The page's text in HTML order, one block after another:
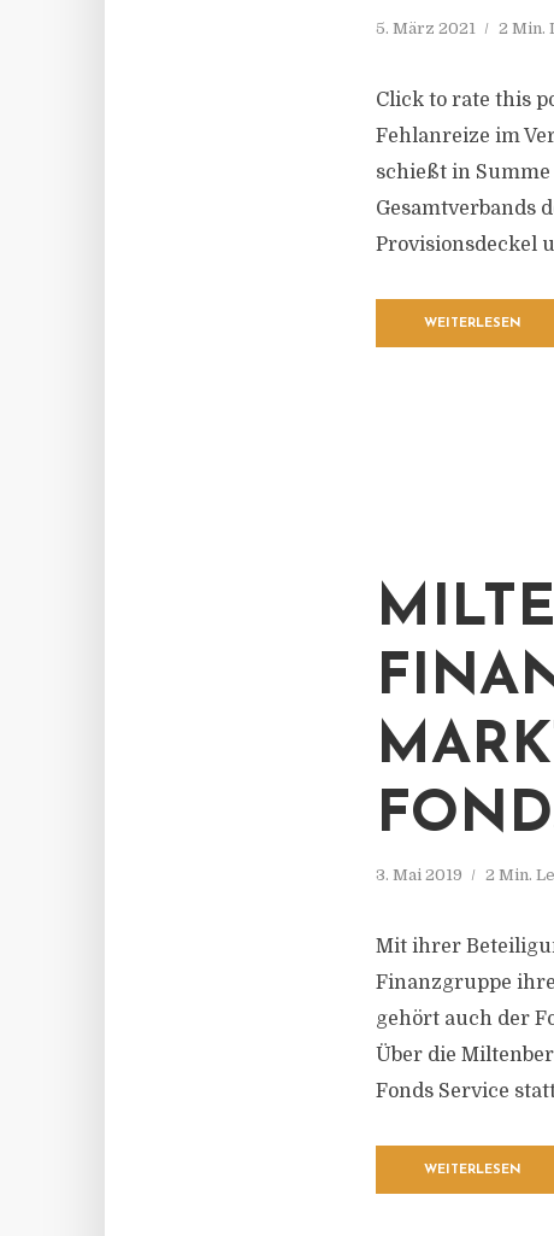
5. März 2021 2 Min.
Click to rate this
Fehlanreize im
schießt in
Gesamtverbands
Provisionsdeckel
WEITERLESEN
3. Mai 2019 2 Min.
Mit ihrer
Finanzgruppe
gehört auch der
Über die
Fonds Service
WEITERLESEN